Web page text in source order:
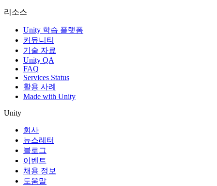
리소스
Unity 학습 플랫폼
커뮤니티
기술 자료
Unity QA
FAQ
Services Status
활용 사례
Made with Unity
Unity
회사
뉴스레터
블로그
이벤트
채용 정보
도움말